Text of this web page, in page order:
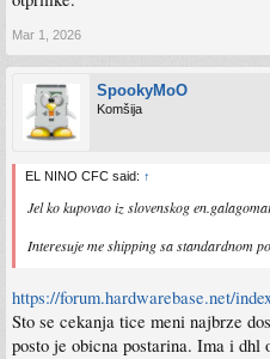
Mar 1, 2026
SpookyMoO
Komšija
EL NINO CFC said: ↑
Jel ko kupovao iz slovenskog
Interesuje me shipping sa standardnom
https://forum.hardwarebase.net/
Sto se cekanja tice meni najbrze
posto je obicna postarina. Ima i dhl